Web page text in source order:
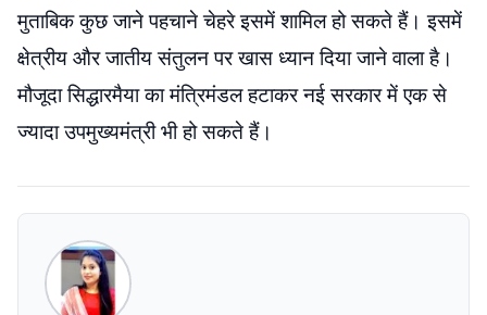
मुताबिक कुछ जाने पहचाने चेहरे इसमें शामिल हो सकते हैं। इसमें
क्षेत्रीय और जातीय संतुलन पर खास ध्यान दिया जाने वाला है।
मौजूदा सिद्धारमैया का मंत्रिमंडल हटाकर नई सरकार में एक से
ज्यादा उपमुख्यमंत्री भी हो सकते हैं।